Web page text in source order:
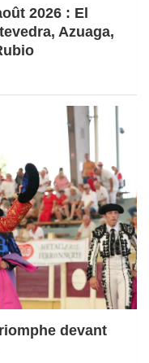
2026 : El
Azuaga,
devant